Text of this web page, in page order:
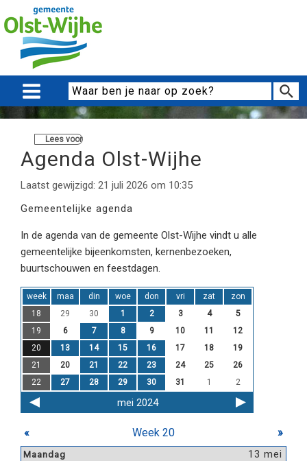
Lees voor
Agenda Olst-Wijhe
Laatst gewijzigd: 21 juli 2026 om 10:35
Gemeentelijke agenda
In de agenda van de gemeente Olst-Wijhe vindt u alle
gemeentelijke bijeenkomsten, kernenbezoeken,
buurtschouwen en feestdagen.
week maa din woe don vri zat
zon
18
29 30 1 2 3 4
5
19
6 7 8 9 10 11
12
20
13 14 15 16 17 18
19
21
20 21 22 23 24 25
26
22
27 28 29 30 31 1 2
mei 2024
« Week 20 »
13 mei
Maandag